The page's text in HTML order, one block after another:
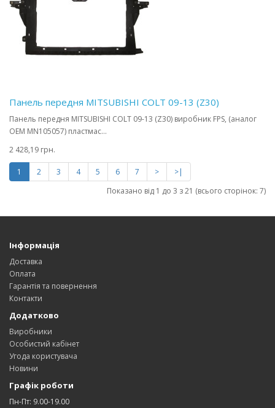
Панель передня MITSUBISHI COLT 09-13 (Z30)
Панель передня MITSUBISHI COLT 09-13 (Z30) виробник FPS, (аналог
OEM MN105057) пластмас...
2 428,19 грн.
1 2 3 4 5 6 7 >
>|
Показано від 1 до 3 з 21 (всього сторінок: 7)
Інформація
Доставка
Оплата
Гарантія та повернення
Контакти
Додатково
Виробники
Особистий кабінет
Угода користувача
Новини
Графік роботи
Пн-Пт: 9.00-19.00